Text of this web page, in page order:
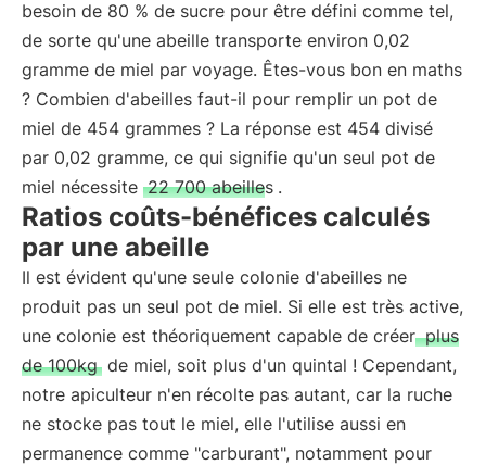
besoin de 80 % de sucre pour être défini comme tel,
de sorte qu'une abeille transporte environ 0,02
gramme de miel par voyage. Êtes-vous bon en maths
? Combien d'abeilles faut-il pour remplir un pot de
miel de 454 grammes ? La réponse est 454 divisé
par 0,02 gramme, ce qui signifie qu'un seul pot de
miel nécessite 22 700 abeilles .
Ratios coûts-bénéfices calculés
par une abeille
Il est évident qu'une seule colonie d'abeilles ne
produit pas un seul pot de miel. Si elle est très active,
une colonie est théoriquement capable de créer plus
de 100kg de miel, soit plus d'un quintal ! Cependant,
notre apiculteur n'en récolte pas autant, car la ruche
ne stocke pas tout le miel, elle l'utilise aussi en
permanence comme "carburant", notamment pour